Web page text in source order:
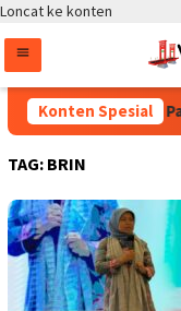
Loncat ke konten
Konten Spesial
Bintang Puspayoga
TAG: BRIN